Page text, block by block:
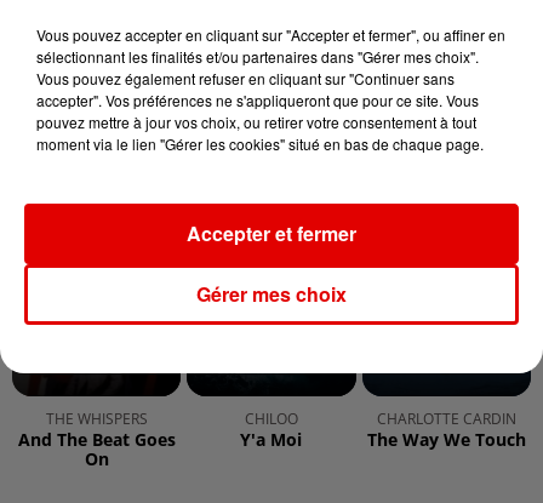
THE WHISPERS
And The Beat Goes
On
CHILOO
Y'a Moi
CHARLOTTE CARDIN
The Way We Touch
Vous pouvez accepter en cliquant sur "Accepter et fermer", ou affiner en
sélectionnant les finalités et/ou partenaires dans "Gérer mes choix".
Vous pouvez également refuser en cliquant sur "Continuer sans
accepter". Vos préférences ne s'appliqueront que pour ce site. Vous
pouvez mettre à jour vos choix, ou retirer votre consentement à tout
moment via le lien "Gérer les cookies" situé en bas de chaque page.
Gérer mes choix
Accepter et fermer